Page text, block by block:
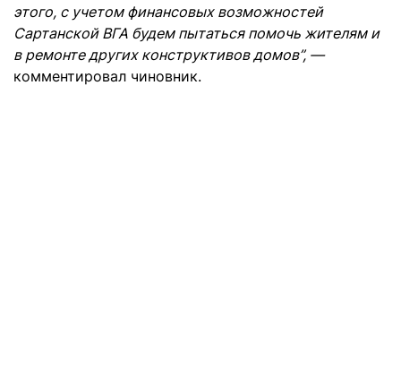
этого, с учетом финансовых возможностей
Сартанской ВГА будем пытаться помочь жителям и
в ремонте других конструктивов домов”, —
комментировал чиновник.